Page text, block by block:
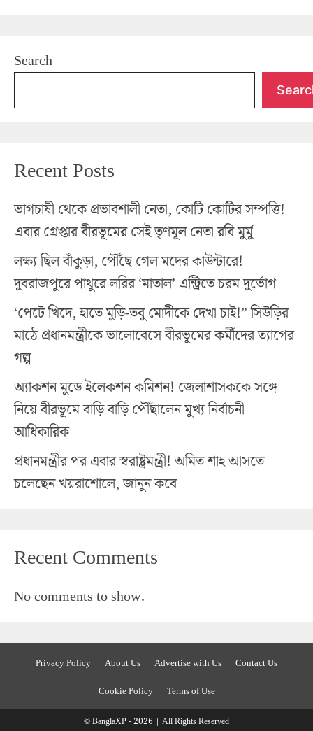
Search
Recent Posts
ভাগচাষী থেকে প্রভাবশালী নেতা, কোটি কোটির সম্পত্তি!
এবার গ্রেপ্তার বীরভূমের সেই তৃণমূল নেতা রবি মুর্মু
লক্ষ্য ছিল বাঁকুড়া, পৌঁছে গেল মদের কাউন্টারে!
দুবরাজপুরে পাথুরে লরির ‘মাতাল’ এন্ট্রিতে চরম দুর্ভোগ
‘পেটে খিদে, হাতে মুড়ি-তবু মোদীকে দেখা চাই!” সিউড়ির
মাঠে প্রধানমন্ত্রীকে ভালোবেসে বীরভূমের কর্মীদের ত্যাগের
গল্প
অ্যাকশন মুডে ইলেকশন কমিশন! জেলাশাসককে সঙ্গে
নিয়ে বীরভূমে বাড়ি বাড়ি পৌঁছালেন মুখ্য নির্বাচনী
আধিকারিক
প্রধানমন্ত্রীর পর এবার স্বরাষ্ট্রমন্ত্রী! অমিত শাহ আসতে
চলেছেন খয়রাশোলে, জানুন কবে
Recent Comments
No comments to show.
Privacy Policy About Us Advertise with Us
Contact Us
Cookie Policy
Terms of Use
© BanglaXP - 2026 | All Rights Reserved